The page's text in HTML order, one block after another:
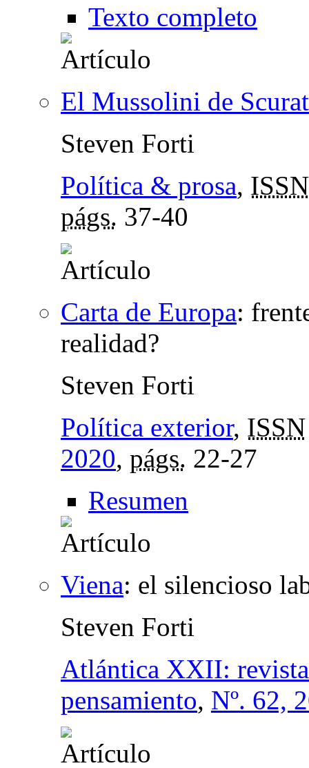
Texto completo
El Mussolini de
Steven Forti
Política & prosa, ISSN
págs. 37-40
Carta de Europa:
realidad?
Steven Forti
Política exterior, ISSN
2020, págs. 22-27
Resumen
Viena: el silencioso
Steven Forti
Atlántica XXII:
pensamiento, Nº. 62,